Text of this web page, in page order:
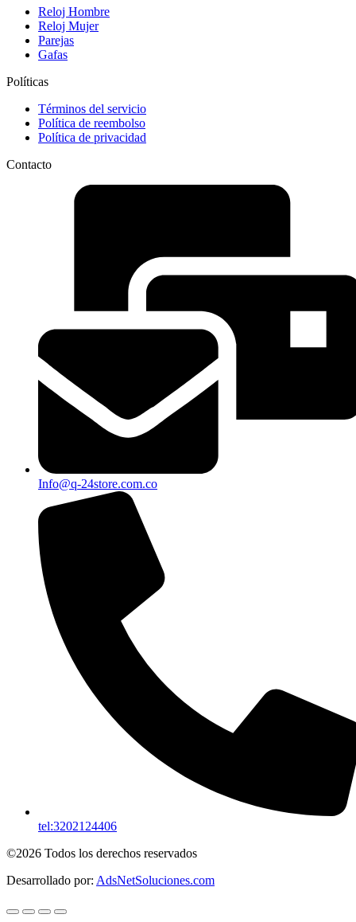
Reloj Hombre
Reloj Mujer
Parejas
Gafas
Políticas
Términos del servicio
Política de reembolso
Política de privacidad
Contacto
Info@q-24store.com.co
tel:3202124406
©2026 Todos los derechos reservados
Desarrollado por: AdsNetSoluciones.com